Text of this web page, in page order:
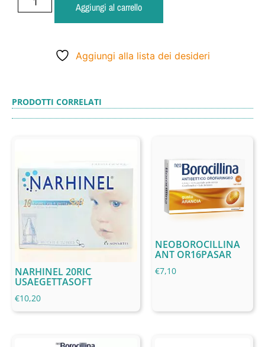
Aggiungi al carrello
Aggiungi alla lista dei desideri
PRODOTTI CORRELATI
NARHINEL 20RIC
USAEGETTASOFT
€10,20
NEOBOROCILLINA
ANT OR16PASAR
€7,10